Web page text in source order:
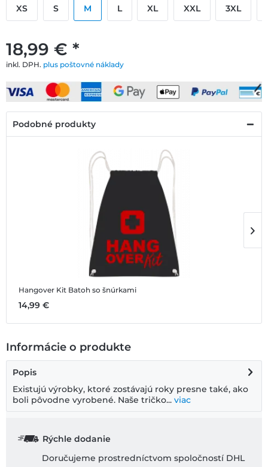
18,99 € *
inkl. DPH. plus poštovné náklady
XS S M L XL XXL 3XL
Podobné produkty
Hangover Kit Batoh so šnúrkami
14,99 €
Informácie o produkte
Popis
Existujú výrobky, ktoré zostávajú roky presne také, ako
boli pôvodne vyrobené. Naše tričko... viac
Rýchle dodanie
Doručujeme prostredníctvom spoločností DHL